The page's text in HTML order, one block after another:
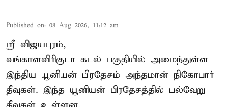
Published on: 08 Aug 2026, 11:12 am
ஸ்ரீ விஜயபுரம்,
வங்காளவிரிகுடா கடல் பகுதியில் அமைந்துள்ள
இந்திய யூனியன் பிரதேசம் அந்தமான் நிகோபார்
தீவுகள். இந்த யூனியன் பிரதேசத்தில் பல்வேறு